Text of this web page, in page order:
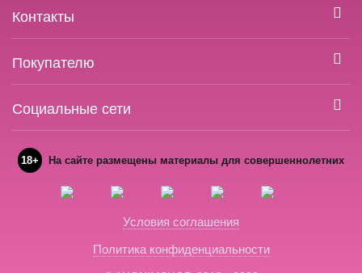
Контакты
Покупателю
Социальные сети
18+ На сайте размещены материалы для совершеннолетних
Условия соглашения
Политика конфиденциальности